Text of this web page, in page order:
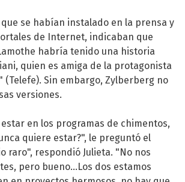
se habían instalado en la prensa y
de Internet, indicaban que
habría tenido una historia
quien es amiga de la protagonista
(Telefe). Sin embargo, Zylberberg no
versiones.
estar en los programas de chimentos,
quiere estar?", le preguntó el
raro", respondió Julieta. "No nos
pero bueno...Los dos estamos